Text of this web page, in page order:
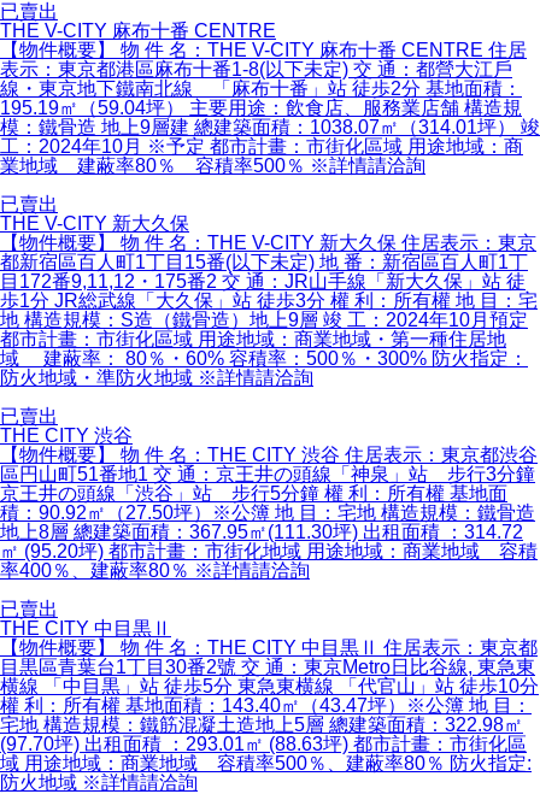
已賣出
THE V-CITY 麻布十番 CENTRE
【物件概要】 物 件 名：THE V-CITY 麻布十番 CENTRE 住居
表示：東京都港區麻布十番1-8(以下未定) 交 通：都營大江戶
線・東京地下鐵南北線 「麻布十番」站 徒歩2分 基地面積：
195.19㎡（59.04坪） 主要用途：飲食店、服務業店舗 構造規
模：鐵骨造 地上9層建 總建築面積：1038.07㎡（314.01坪） 竣
工：2024年10月 ※予定 都市計畫：市街化區域 用途地域：商
業地域 建蔽率80％ 容積率500％ ※詳情請洽詢
已賣出
THE V-CITY 新大久保
【物件概要】 物 件 名：THE V-CITY 新大久保 住居表示：東京
都新宿區百人町1丁目15番(以下未定) 地 番：新宿區百人町1丁
目172番9,11,12・175番2 交 通：JR山手線「新大久保」站 徒
歩1分 JR総武線「大久保」站 徒歩3分 權 利：所有權 地 目：宅
地 構造規模：S造（鐵骨造）地上9層 竣 工：2024年10月預定
都市計畫：市街化區域 用途地域：商業地域・第一種住居地
域 建蔽率： 80％・60% 容積率：500％・300% 防火指定：
防火地域・準防火地域 ※詳情請洽詢
已賣出
THE CITY 渋谷
【物件概要】 物 件 名：THE CITY 渋谷 住居表示：東京都渋谷
區円山町51番地1 交 通：京王井の頭線「神泉」站 步行3分鐘
京王井の頭線「渋谷」站 步行5分鐘 權 利：所有權 基地面
積：90.92㎡（27.50坪）※公簿 地 目：宅地 構造規模：鐵骨造
地上8層 總建築面積：367.95㎡(111.30坪) 出租面積 ：314.72
㎡ (95.20坪) 都市計畫：市街化地域 用途地域：商業地域 容積
率400％、建蔽率80％ ※詳情請洽詢
已賣出
THE CITY 中目黒Ⅱ
【物件概要】 物 件 名：THE CITY 中目黒Ⅱ 住居表示：東京都
目黒區青葉台1丁目30番2號 交 通：東京Metro日比谷線, 東急東
横線 「中目黒」站 徒歩5分 東急東横線 「代官山」站 徒歩10分
權 利：所有權 基地面積：143.40㎡（43.47坪）※公簿 地 目：
宅地 構造規模：鐵筋混凝土造地上5層 總建築面積：322.98㎡
(97.70坪) 出租面積 ：293.01㎡ (88.63坪) 都市計畫：市街化區
域 用途地域：商業地域 容積率500％、建蔽率80％ 防火指定:
防火地域 ※詳情請洽詢